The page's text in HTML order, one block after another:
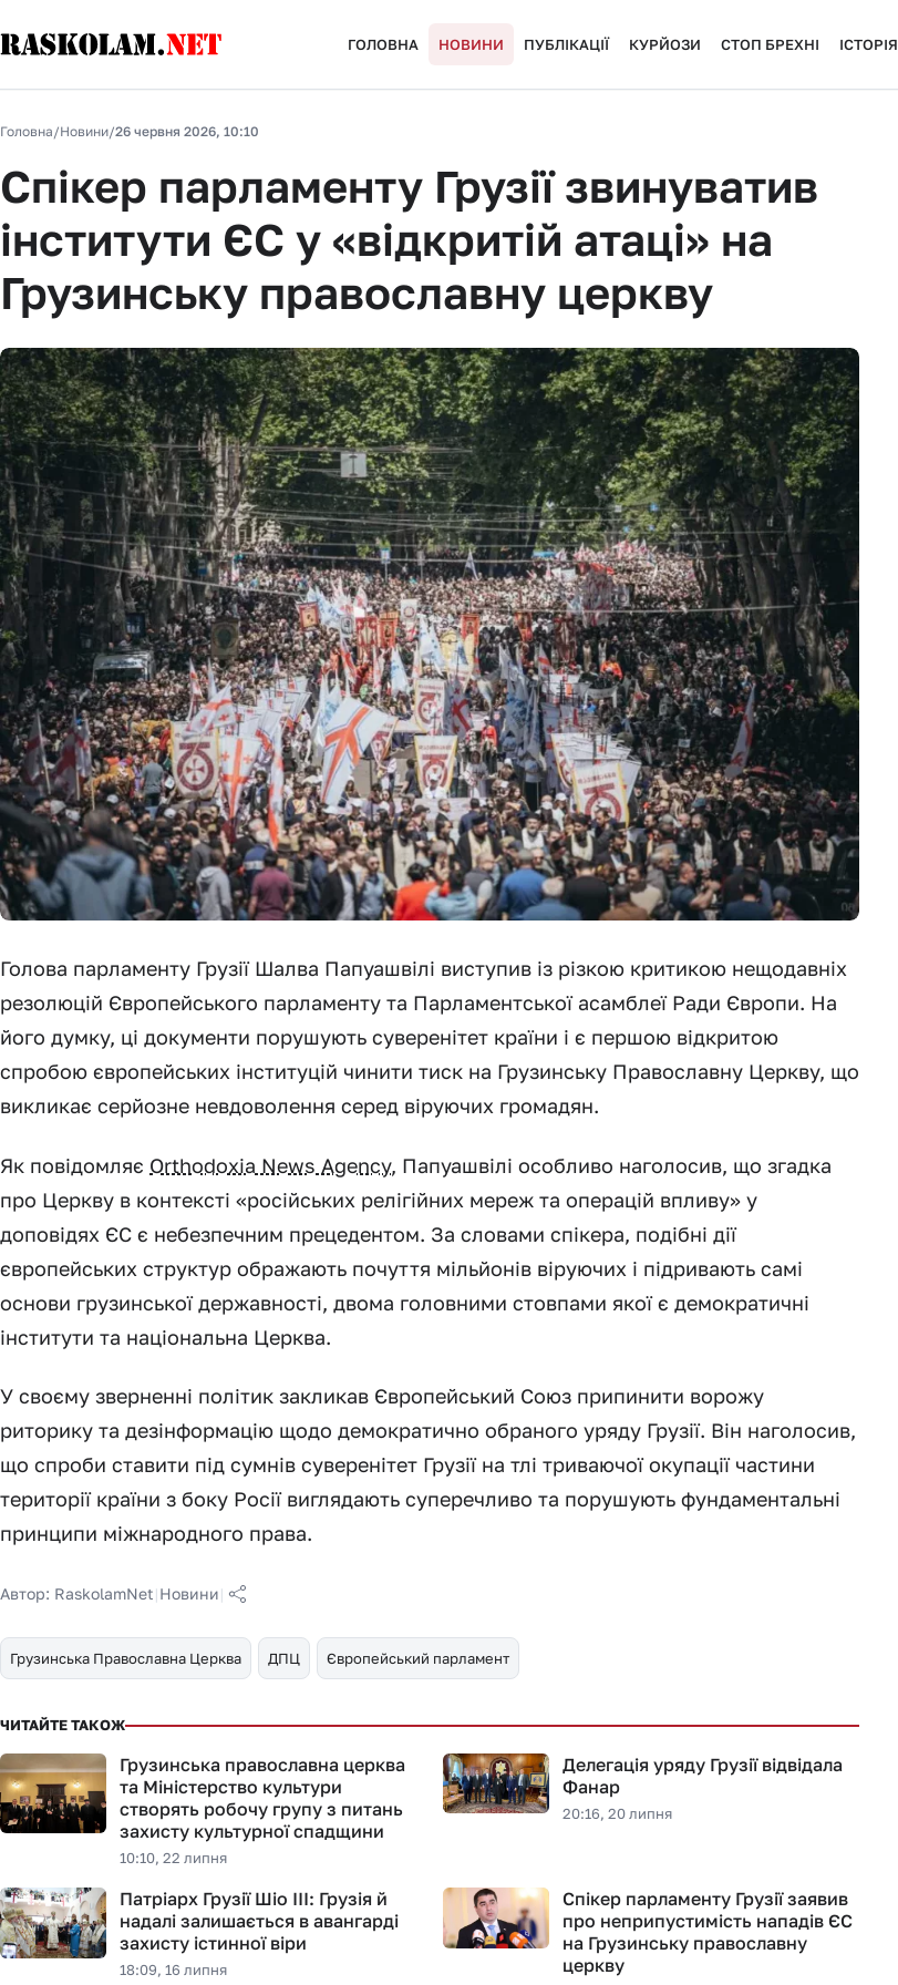
ГОЛОВНА НОВИНИ ПУБЛІКАЦІЇ КУРЙОЗИ СТОП БРЕХНІ ІСТОРІЯ
Головна/Новини/26 червня 2026, 10:10
Спікер парламенту Грузії звинуватив
інститути ЄС у «відкритій атаці» на
Грузинську православну церкву
Голова парламенту Грузії Шалва Папуашвілі виступив із різкою критикою нещодавніх
резолюцій Європейського парламенту та Парламентської асамблеї Ради Європи. На
його думку, ці документи порушують суверенітет країни і є першою відкритою
спробою європейських інституцій чинити тиск на Грузинську Православну Церкву, що
викликає серйозне невдоволення серед віруючих громадян.
Як повідомляє Orthodoxia News Agency, Папуашвілі особливо наголосив, що згадка
про Церкву в контексті «російських релігійних мереж та операцій впливу» у
доповідях ЄС є небезпечним прецедентом. За словами спікера, подібні дії
європейських структур ображають почуття мільйонів віруючих і підривають самі
основи грузинської державності, двома головними стовпами якої є демократичні
інститути та національна Церква.
У своєму зверненні політик закликав Європейський Союз припинити ворожу
риторику та дезінформацію щодо демократично обраного уряду Грузії. Він наголосив,
що спроби ставити під сумнів суверенітет Грузії на тлі триваючої окупації частини
території країни з боку Росії виглядають суперечливо та порушують фундаментальні
принципи міжнародного права.
Автор: RaskolamNet|Новини|
Грузинська Православна Церква ДПЦ Європейський парламент
ЧИТАЙТЕ ТАКОЖ
Грузинська православна церква
та Міністерство культури
створять робочу групу з питань
захисту культурної спадщини
10:10, 22 липня
Делегація уряду Грузії відвідала
Фанар
20:16, 20 липня
Патріарх Грузії Шіо III: Грузія й
надалі залишається в авангарді
захисту істинної віри
18:09, 16 липня
Спікер парламенту Грузії заявив
про неприпустимість нападів ЄС
на Грузинську православну
церкву